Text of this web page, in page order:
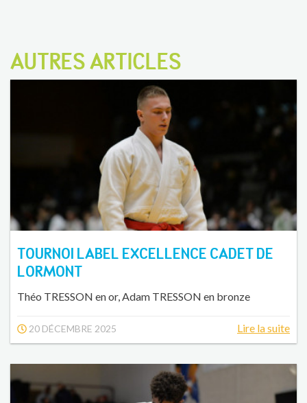
AUTRES ARTICLES
TOURNOI LABEL EXCELLENCE CADET DE
LORMONT
Théo TRESSON en or, Adam TRESSON en bronze
20 DÉCEMBRE 2025 Lire la suite